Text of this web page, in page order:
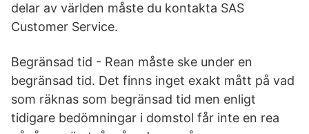
delar av världen måste du kontakta SAS
Customer Service.
Begränsad tid - Rean måste ske under en
begränsad tid. Det finns inget exakt mått på vad
som räknas som begränsad tid men enligt
tidigare bedömningar i domstol får inte en rea